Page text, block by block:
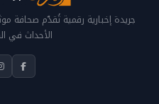
جريدة إخبارية رقمية تُقدّم صحافة
الأحداث في